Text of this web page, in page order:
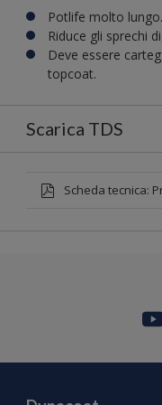
Potlife molto lungo.
Riduce gli sprechi
Deve essere
topcoat.
Scarica TDS
Scheda tecnica: